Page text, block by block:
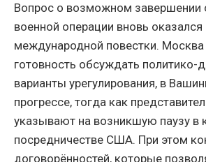
Вопрос о возможном завершении
военной операции вновь оказался
международной повестки.
готовность обсуждать политико-
варианты урегулирования, в
прогрессе, тогда как
указывают на возникшую паузу в
посредничестве США. При этом
договорённостей, которые